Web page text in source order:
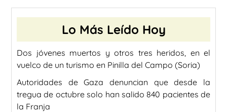
Lo Más Leído Hoy
Dos jóvenes muertos y otros tres heridos, en el
vuelco de un turismo en Pinilla del Campo (Soria)
Autoridades de Gaza denuncian que desde la
tregua de octubre solo han salido 840 pacientes de
la Franja